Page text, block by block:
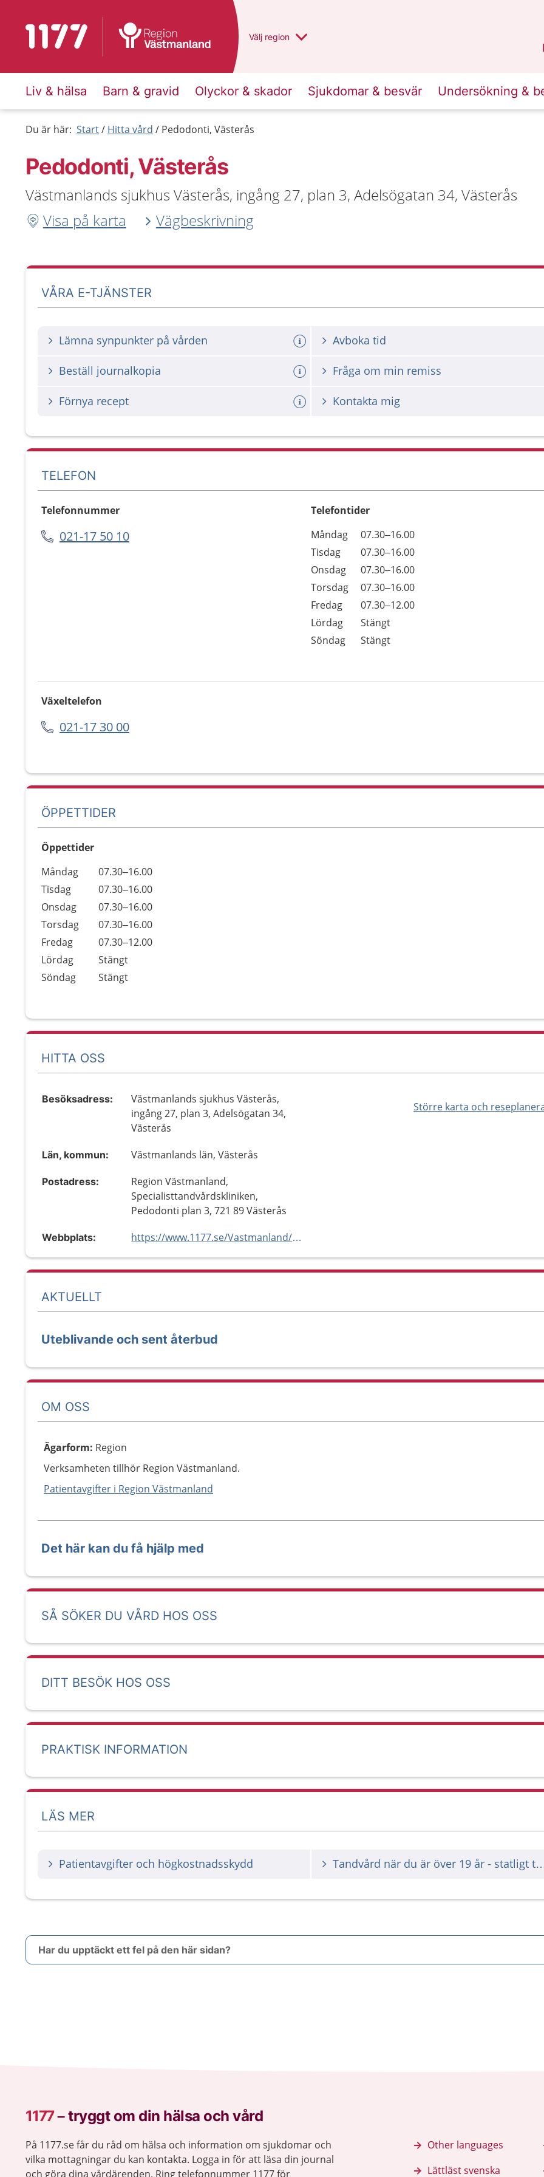
Till startsidan för 1177 Du har valt region
Välj en annan
region
Liv & hälsa Barn & gravid Olyckor & skador Sjukdomar & besvär Undersökning &
Du är här: Start Hitta vård Pedodonti, Västerås
Pedodonti, Västerås
Västmanlands sjukhus Västerås, ingång 27, plan 3, Adelsögatan 34, Västerås
Visa på karta
Vägbeskrivning
VÅRA E-TJÄNSTER
Lämna synpunkter på vården Avboka tid
Beställ journalkopia Fråga om min remiss
Förnya recept Kontakta mig
TELEFON
Telefonnummer
021-17 50 10
Telefontider
Dag
Öppettider
Kommentarer
Måndag
07.30–16.00
Tisdag
07.30–16.00
Onsdag
07.30–16.00
Torsdag
07.30–16.00
Fredag
07.30–12.00
Lördag
Stängt
Söndag
Stängt
Växeltelefon
021-17 30 00
ÖPPETTIDER
Öppettider
Dag
Öppettider
Kommentarer
Måndag
07.30–16.00
Tisdag
07.30–16.00
Onsdag
07.30–16.00
Torsdag
07.30–16.00
Fredag
07.30–12.00
Lördag
Stängt
Söndag
Stängt
HITTA OSS
Större karta och
Besöksadress:
Västmanlands sjukhus Västerås,
ingång 27, plan 3, Adelsögatan 34,
Västerås
Län, kommun: Västmanlands län, Västerås
Postadress:
Region Västmanland,
Specialisttandvårdskliniken,
Pedodonti plan 3, 721 89 Västerås
Webbplats: https://www.1177.se/Vastmanland/hitta-vard/kontaktkort/Pedodonti-1/
AKTUELLT
Uteblivande och sent återbud
OM OSS
Ägarform: Region
Verksamheten tillhör Region Västmanland.
Patientavgifter i Region Västmanland
Det här kan du få hjälp med
SÅ SÖKER DU VÅRD HOS OSS
DITT BESÖK HOS OSS
PRAKTISK INFORMATION
LÄS MER
Patientavgifter och högkostnadsskydd Tandvård när du är över
Har du upptäckt ett fel på den här sidan?
1177–tryggt om din hälsa och vård
På 1177.se får du råd om hälsa och information om sjukdomar och
vilka mottagningar du kan kontakta. Logga in för att läsa din journal
och göra dina vårdärenden. Ring telefonnummer 1177 för
Other languages
Lättläst svenska